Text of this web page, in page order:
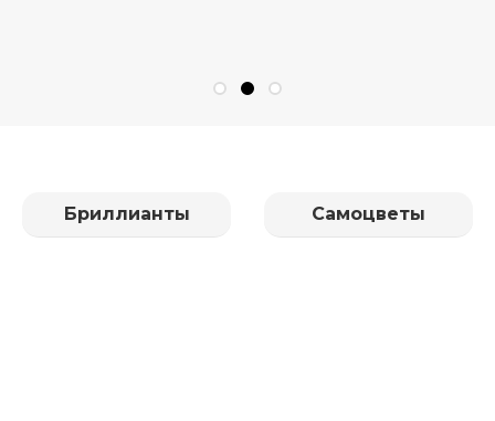
Бриллианты Самоцветы